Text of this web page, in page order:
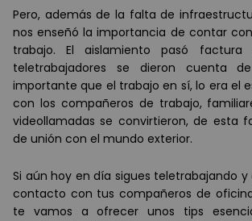
Pero, además de la falta de
nos enseñó la importancia de contar
trabajo. El aislamiento pasó factura
teletrabajadores se dieron cuenta
importante que el trabajo en sí, lo era el
con los compañeros de trabajo,
videollamadas se convirtieron, de esta
de unión con el mundo exterior.
Si aún hoy en día sigues teletrabajando y
contacto con tus compañeros de
te vamos a ofrecer unos tips